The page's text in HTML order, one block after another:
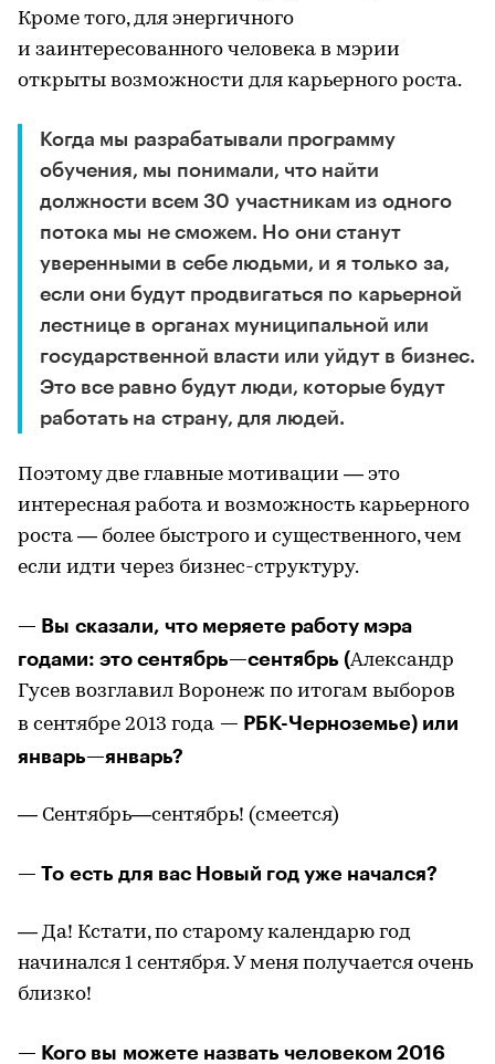
Кроме того, для энергичного
и заинтересованного человека в мэрии
открыты возможности для карьерного роста.
Когда мы разрабатывали программу
обучения, мы понимали, что найти
должности всем 30 участникам из одного
потока мы не сможем. Но они станут
уверенными в себе людьми, и я только за,
если они будут продвигаться по карьерной
лестнице в органах муниципальной или
государственной власти или уйдут в бизнес.
Это все равно будут люди, которые будут
работать на страну, для людей.
Поэтому две главные мотивации — это
интересная работа и возможность карьерного
роста — более быстрого и существенного, чем
если идти через бизнес-структуру.
— Вы сказали, что меряете работу мэра
годами: это сентябрь—сентябрь (Александр
Гусев возглавил Воронеж по итогам выборов
в сентябре 2013 года — РБК-Черноземье) или
январь—январь?
— Сентябрь—сентябрь! (смеется)
— То есть для вас Новый год уже начался?
— Да! Кстати, по старому календарю год
начинался 1 сентября. У меня получается очень
близко!
— Кого вы можете назвать человеком 2016